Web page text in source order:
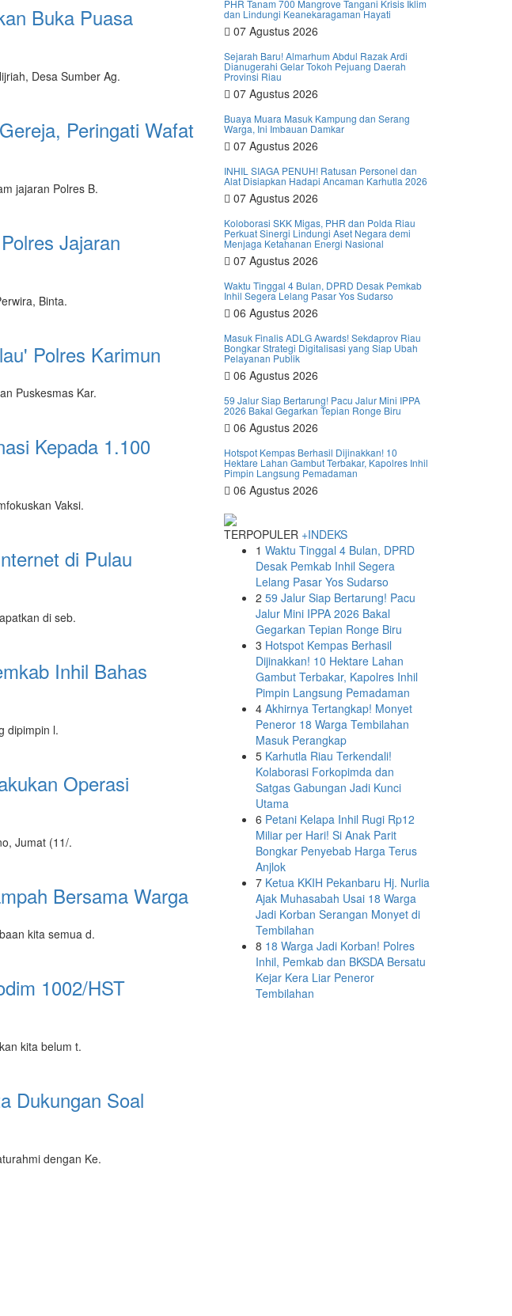
Buka Puasa
Desa Sumber Ag.
Peringati Wafat
jajaran Polres B.
Jajaran
Binta.
Polres Karimun
Puskesmas Kar.
Kepada 1.100
Vaksi.
di Pulau
di seb.
Inhil Bahas
dipimpin l.
Operasi
Jumat (11/.
Bersama Warga
kita semua d.
1002/HST
kita belum t.
Dukungan Soal
dengan Ke.
PHR Tanam 700 Mangrove Tangani Krisis Iklim
dan Lindungi Keanekaragaman Hayati
07 Agustus 2026
Sejarah Baru! Almarhum Abdul Razak Ardi
Dianugerahi Gelar Tokoh Pejuang Daerah
Provinsi Riau
07 Agustus 2026
Buaya Muara Masuk Kampung dan Serang
Warga, Ini Imbauan Damkar
07 Agustus 2026
INHIL SIAGA PENUH! Ratusan Personel dan
Alat Disiapkan Hadapi Ancaman Karhutla 2026
07 Agustus 2026
Koloborasi SKK Migas, PHR dan Polda Riau
Perkuat Sinergi Lindungi Aset Negara demi
Menjaga Ketahanan Energi Nasional
07 Agustus 2026
Waktu Tinggal 4 Bulan, DPRD Desak Pemkab
Inhil Segera Lelang Pasar Yos Sudarso
06 Agustus 2026
Masuk Finalis ADLG Awards! Sekdaprov Riau
Bongkar Strategi Digitalisasi yang Siap Ubah
Pelayanan Publik
06 Agustus 2026
59 Jalur Siap Bertarung! Pacu Jalur Mini IPPA
2026 Bakal Gegarkan Tepian Ronge Biru
06 Agustus 2026
Hotspot Kempas Berhasil Dijinakkan! 10
Hektare Lahan Gambut Terbakar, Kapolres Inhil
Pimpin Langsung Pemadaman
06 Agustus 2026
TERPOPULER +INDEKS
1 Waktu Tinggal 4 Bulan, DPRD
Desak Pemkab Inhil Segera
Lelang Pasar Yos Sudarso
2 59 Jalur Siap Bertarung! Pacu
Jalur Mini IPPA 2026 Bakal
Gegarkan Tepian Ronge Biru
3 Hotspot Kempas Berhasil
Dijinakkan! 10 Hektare Lahan
Gambut Terbakar, Kapolres Inhil
Pimpin Langsung Pemadaman
4 Akhirnya Tertangkap! Monyet
Peneror 18 Warga Tembilahan
Masuk Perangkap
5 Karhutla Riau Terkendali!
Kolaborasi Forkopimda dan
Satgas Gabungan Jadi Kunci
Utama
6 Petani Kelapa Inhil Rugi Rp12
Miliar per Hari! Si Anak Parit
Bongkar Penyebab Harga Terus
Anjlok
7 Ketua KKIH Pekanbaru Hj. Nurlia
Ajak Muhasabah Usai 18 Warga
Jadi Korban Serangan Monyet di
Tembilahan
8 18 Warga Jadi Korban! Polres
Inhil, Pemkab dan BKSDA Bersatu
Kejar Kera Liar Peneror
Tembilahan